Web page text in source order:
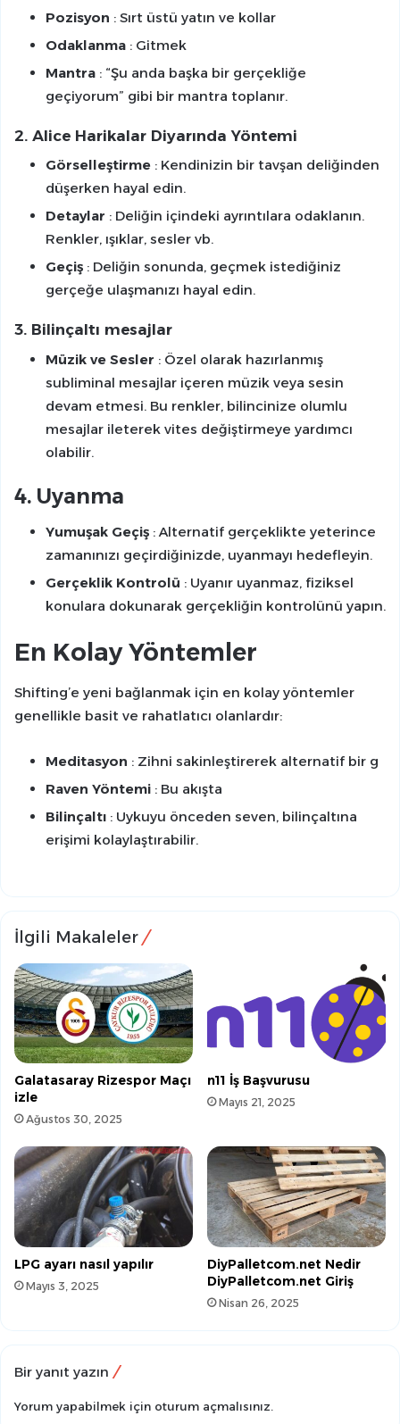
Pozisyon : Sırt üstü yatın ve kollar
Odaklanma : Gitmek
Mantra : “Şu anda başka bir gerçekliğe
geçiyorum” gibi bir mantra toplanır.
2. Alice Harikalar Diyarında Yöntemi
Görselleştirme : Kendinizin bir tavşan deliğinden
düşerken hayal edin.
Detaylar : Deliğin içindeki ayrıntılara odaklanın.
Renkler, ışıklar, sesler vb.
Geçiş : Deliğin sonunda, geçmek istediğiniz
gerçeğe ulaşmanızı hayal edin.
3. Bilinçaltı mesajlar
Müzik ve Sesler : Özel olarak hazırlanmış
subliminal mesajlar içeren müzik veya sesin
devam etmesi. Bu renkler, bilincinize olumlu
mesajlar ileterek vites değiştirmeye yardımcı
olabilir.
4. Uyanma
Yumuşak Geçiş : Alternatif gerçeklikte yeterince
zamanınızı geçirdiğinizde, uyanmayı hedefleyin.
Gerçeklik Kontrolü : Uyanır uyanmaz, fiziksel
konulara dokunarak gerçekliğin kontrolünü yapın.
En Kolay Yöntemler
Shifting’e yeni bağlanmak için en kolay yöntemler
genellikle basit ve rahatlatıcı olanlardır:
Meditasyon : Zihni sakinleştirerek alternatif bir g
Raven Yöntemi : Bu akışta
Bilinçaltı : Uykuyu önceden seven, bilinçaltına
erişimi kolaylaştırabilir.
İlgili Makaleler
Galatasaray Rizespor Maçı
izle
Ağustos 30, 2025
n11 İş Başvurusu
Mayıs 21, 2025
LPG ayarı nasıl yapılır
Mayıs 3, 2025
DiyPalletcom.net Nedir
DiyPalletcom.net Giriş
Nisan 26, 2025
Bir yanıt yazın
Yorum yapabilmek için oturum açmalısınız